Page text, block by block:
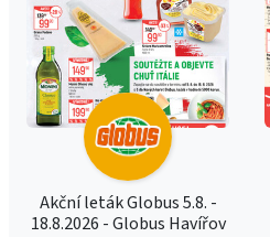
Akční leták Globus 5.8. -
18.8.2026 - Globus Havířov